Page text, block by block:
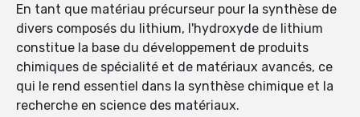
En tant que matériau précurseur pour la synthèse de
divers composés du lithium, l'hydroxyde de lithium
constitue la base du développement de produits
chimiques de spécialité et de matériaux avancés, ce
qui le rend essentiel dans la synthèse chimique et la
recherche en science des matériaux.